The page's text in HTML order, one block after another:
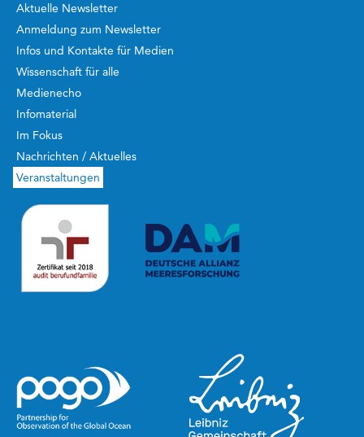
Aktuelle Newsletter
Anmeldung zum Newsletter
Infos und Kontakte für Medien
Wissenschaft für alle
Medienecho
Infomaterial
Im Fokus
Nachrichten / Aktuelles
Veranstaltungen